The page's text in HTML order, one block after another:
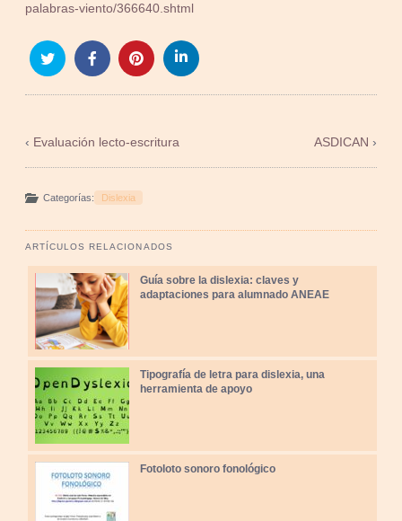
palabras-viento/366640.shtml
‹ Evaluación lecto-escritura ASDICAN ›
Categorías: Dislexia
ARTÍCULOS RELACIONADOS
Guía sobre la dislexia: claves y
adaptaciones para alumnado ANEAE
Tipografía de letra para dislexia, una
herramienta de apoyo
Fotoloto sonoro fonológico